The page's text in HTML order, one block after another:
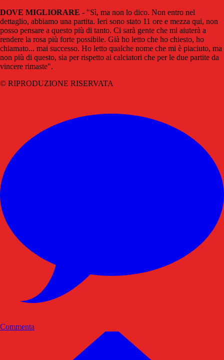
DOVE MIGLIORARE - "Sì, ma non lo dico. Non entro nel
dettaglio, abbiamo una partita. Ieri sono stato 11 ore e mezza qui, non
posso pensare a questo più di tanto. Ci sarà gente che mi aiuterà a
rendere la rosa più forte possibile. Già ho letto che ho chiesto, ho
chiamato... mai successo. Ho letto qualche nome che mi è piaciuto, ma
non più di questo, sia per rispetto ai calciatori che per le due partite da
vincere rimaste".
© RIPRODUZIONE RISERVATA
Commenta